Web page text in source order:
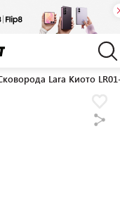
Lara Киото